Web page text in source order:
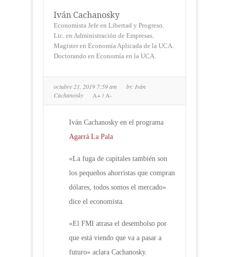
Iván Cachanosky
Economista Jefe en Libertad y Progreso.
Lic. en Administración de Empresas.
Magister en Economía Aplicada de la UCA.
Doctorando en Economía en la UCA.
octubre 21, 2019 7:59 am by: Iván
Cachanosky
A+/A-
Iván Cachanosky en el programa
Agarrá La Pala
«La fuga de capitales también son
los pequeños ahorristas que compran
dólares, todos somos el mercado»
dice el economista.
«El FMI atrasa el desembolso por
que está viendo que va a pasar a
futuro» aclara Cachanosky.